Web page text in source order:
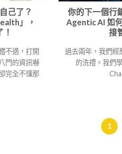
己了？
」，
不適，打開
門的資訊嚇
完全不懂那
你的下一個行
Agentic AI 如
接
過去兩年，我們經
的洗禮。我們
1